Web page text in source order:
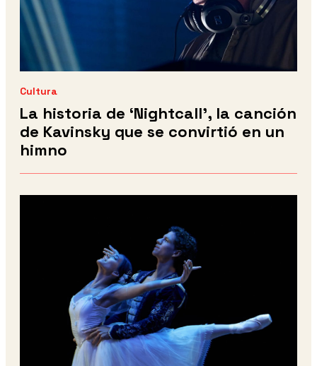
Cultura
La historia de ‘Nightcall’, la canción
de Kavinsky que se convirtió en un
himno